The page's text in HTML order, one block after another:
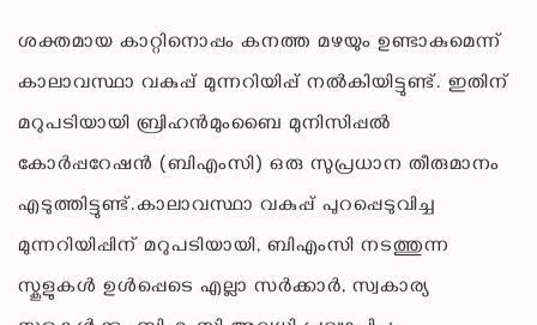
ശക്തമായ കാറ്റിനൊപ്പം കനത്ത മഴയും ഉണ്ടാകുമെന്ന്
കാലാവസ്ഥാ വകുപ്പ് മുന്നറിയിപ്പ് നൽകിയിട്ടുണ്ട്. ഇതിന്
മറുപടിയായി ബ്രിഹൻമുംബൈ മുനിസിപ്പൽ
കോർപ്പറേഷൻ (ബിഎംസി) ഒരു സുപ്രധാന തീരുമാനം
എടുത്തിട്ടുണ്ട്.കാലാവസ്ഥാ വകുപ്പ് പുറപ്പെടുവിച്ച
മുന്നറിയിപ്പിന് മറുപടിയായി, ബിഎംസി നടത്തുന്ന
സ്കൂളുകൾ ഉൾപ്പെടെ എല്ലാ സർക്കാർ, സ്വകാര്യ